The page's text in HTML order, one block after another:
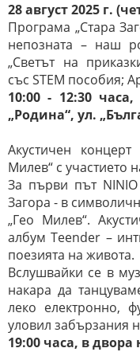
28 август 2025 г.
Програма „Стара
непозната – наш
„Светът на
със STEM пособия;
10:00 - 12:30
„Родина“, ул.
Акустичен
Милев“ с участието
За първи път
Загора - в
„Гео Милев“.
албум Teender –
поезията на живота.
Вслушвайки се в
накара да
леко електронно,
уловил забързания
19:00 часа, в